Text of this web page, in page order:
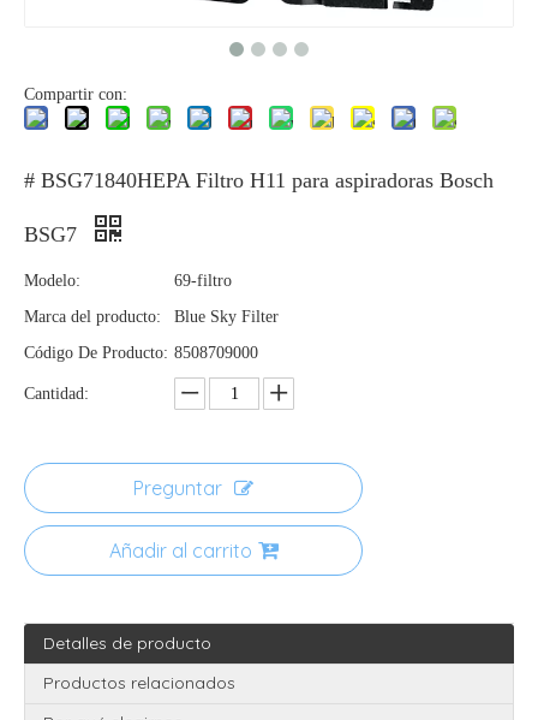
Compartir con:
# BSG71840HEPA Filtro H11 para aspiradoras Bosch
BSG7
Modelo:
69-filtro
Marca del producto:
Blue Sky Filter
Código De Producto: 8508709000
Cantidad:
Preguntar
Añadir al carrito
Detalles de producto
Productos relacionados